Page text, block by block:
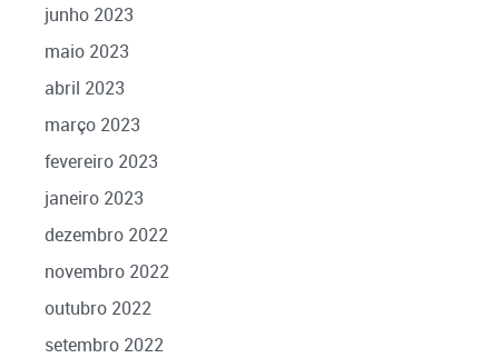
junho 2023
maio 2023
abril 2023
março 2023
fevereiro 2023
janeiro 2023
dezembro 2022
novembro 2022
outubro 2022
setembro 2022